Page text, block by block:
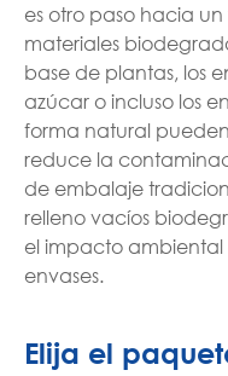
es otro paso hacia un
materiales
base de plantas, los
azúcar o incluso los
forma natural
reduce la
de embalaje
relleno vacíos
el impacto ambiental
envases.
Elija el